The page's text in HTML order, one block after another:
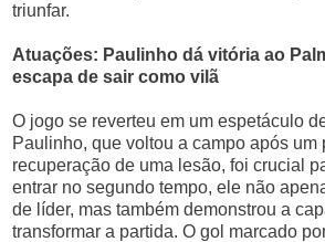
triunfar.
Atuações: Paulinho dá vitória ao
escapa de sair como vilã
O jogo se reverteu em um espetáculo
Paulinho, que voltou a campo após um
recuperação de uma lesão, foi crucial
entrar no segundo tempo, ele não
de líder, mas também demonstrou a
transformar a partida. O gol marcado